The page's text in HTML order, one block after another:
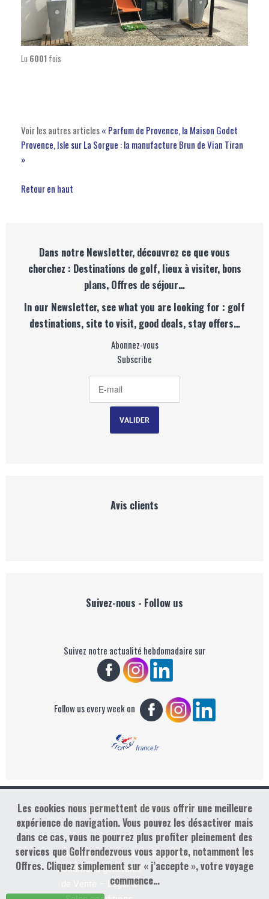
Lu 6001 fois
Voir les autres articles« Parfum de Provence, la Maison Godet
Provence, Isle sur La Sorgue : la manufacture Brun de Vian Tiran
»
Retour en haut
Dans notre Newsletter, découvrez ce que vous
cherchez : Destinations de golf, lieux à visiter, bons
plans, Offres de séjour…
In our Newsletter, see what you are looking for : golf
destinations, site to visit, good deals, stay offers…
Abonnez-vous
Subscribe
Avis clients
Suivez-nous - Follow us
Suivez notre actualité hebdomadaire sur
Follow us every week on
Copyright : Golf Rendez-vous
Mentions légales &
Conditions générales
de Vente – Legal &
contact@golfrendezvous.com
Les cookies nous permettent de vous offrir une meilleure
expérience de navigation. Vous pouvez les désactiver mais
dans ce cas, vous ne pourrez plus profiter pleinement des
services que Golfrendezvous vous apporte, notamment les
Offres. Cliquez simplement sur « j’accepte », votre voyage
commence…